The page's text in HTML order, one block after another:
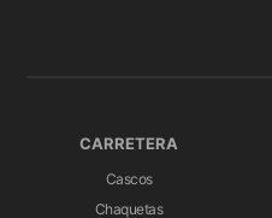
CARRETERA
Cascos
Chaquetas